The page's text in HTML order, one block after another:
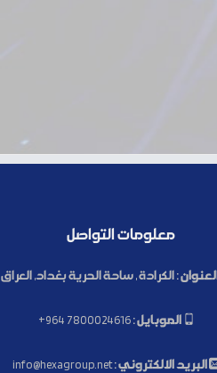
معلومات التواصل
العنوان : الكرادة , ساحة الحرية بغداد, العراق
الموبايل : +964 7800024616
البريد الالكتروني :info@hexagroup.net